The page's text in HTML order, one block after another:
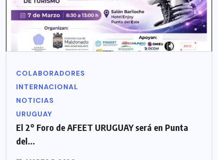
COLABORADORES
INTERNACIONAL
NOTICIAS
URUGUAY
El 2° Foro de AFEET URUGUAY será en Punta
del...